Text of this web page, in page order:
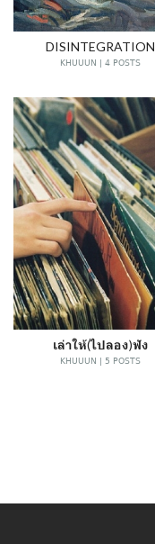
DISINTEGRATION
KHUUUN | 4 POSTS
เล่าให้(ไปลอง)ฟัง
KHUUUN | 5 POSTS